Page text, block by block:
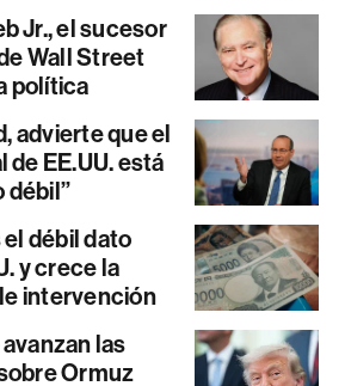
Jr., el sucesor
Wall Street
política
advierte que el
EE.UU. está
débil”
el débil dato
y crece la
intervención
las
Ormuz